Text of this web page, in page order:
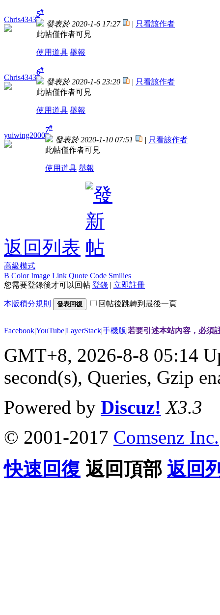
Chris4343
5#
發表於 2020-1-6 17:27 | 只看該作者
此帖僅作者可見
使用道具 舉報
Chris4343
6#
發表於 2020-1-6 23:20 | 只看該作者
此帖僅作者可見
使用道具 舉報
yuiwing2000
7#
發表於 2020-1-10 07:51 | 只看該作者
此帖僅作者可見
使用道具 舉報
返回列表
高級模式
B Color Image Link Quote Code Smilies
您需要登錄後才可以回帖 登錄 | 立即註冊
本版積分規則 發表回復 回帖後跳轉到最後一頁
Facebook|YouTube|LayerStack|手機版|若要引述本站內容，必須
GMT+8, 2026-8-8 05:14
second(s), Queries, Gzip
Powered by Discuz! X3.3
© 2001-2017 Comsenz Inc.
快速回復 返回頂部 返回